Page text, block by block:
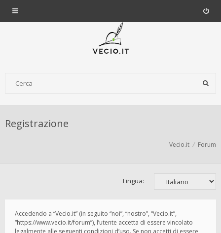
Registrazione
Vecio.it Forum
Lingua:
Accedendo a “Vecio.it” (in seguito “noi”, “nostro”, “Vecio.it”,
“https://www.vecio.it/forum”), l’utente accetta di essere vincolato
legalmente alle seguenti condizioni d’uso. Se non accetti di essere